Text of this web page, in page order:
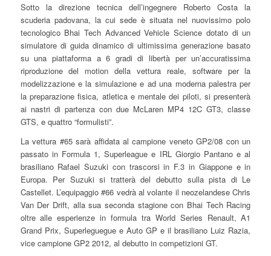
Sotto la direzione tecnica dell’ingegnere Roberto Costa la
scuderia padovana, la cui sede è situata nel nuovissimo polo
tecnologico Bhai Tech Advanced Vehicle Science dotato di un
simulatore di guida dinamico di ultimissima generazione basato
su una piattaforma a 6 gradi di libertà per un’accuratissima
riproduzione del motion della vettura reale, software per la
modelizzazione e la simulazione e ad una moderna palestra per
la preparazione fisica, atletica e mentale dei piloti, si presenterà
ai nastri di partenza con due McLaren MP4 12C GT3, classe
GTS, e quattro “formulisti”.
La vettura #65 sarà affidata al campione veneto GP2/08 con un
passato in Formula 1, Superleague e IRL Giorgio Pantano e al
brasiliano Rafael Suzuki con trascorsi in F.3 in Giappone e in
Europa. Per Suzuki si tratterà del debutto sulla pista di Le
Castellet. L’equipaggio #66 vedrà al volante il neozelandese Chris
Van Der Drift, alla sua seconda stagione con Bhai Tech Racing
oltre alle esperienze in formula tra World Series Renault, A1
Grand Prix, Superleguegue e Auto GP e il brasiliano Luiz Razia,
vice campione GP2 2012, al debutto in competizioni GT.